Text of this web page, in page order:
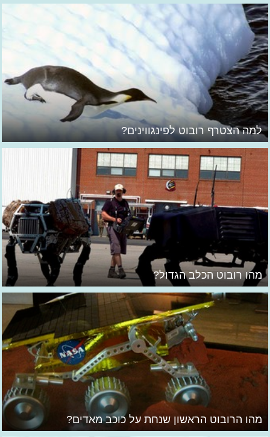
למה הצטרף רובוט לפינגווינים?
מהו רובוט הכלב הגדול?
מהו הרובוט הראשון שנחת על כוכב מאדים?